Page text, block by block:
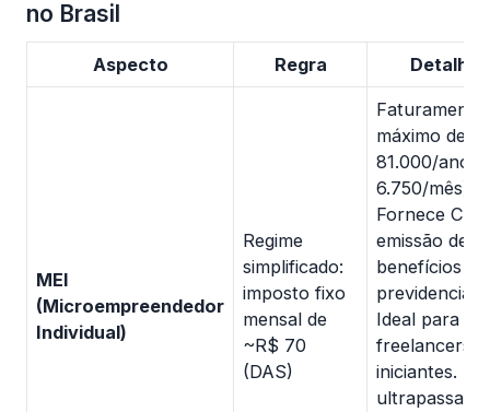
no Brasil
Aspecto Regra Detalhes
MEI
(Microempreendedor
Individual)
Regime
simplificado:
imposto fixo
mensal de
~R$ 70
(DAS)
Faturamento
máximo de
81.000/ano
6.750/mês).
Fornece
emissão de
benefícios
Ideal para
freelancers
iniciantes. Se
ultrapassar o